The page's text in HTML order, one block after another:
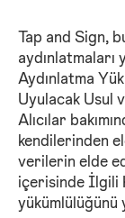
Tap and Sign,
aydınlatmaları
Aydınlatma
Uyulacak Usul
Alıcılar
kendilerinden
verilerin elde
içerisinde İlgili